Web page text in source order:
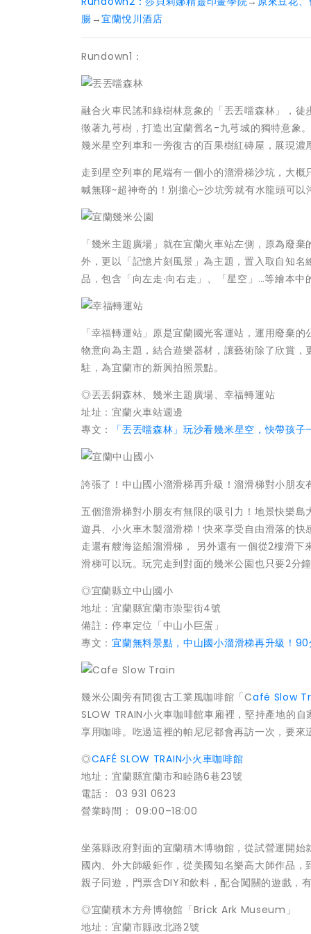
腸 →宜蘭悅川酒店
Rundown1：
融合火車民謠和綠樹林意象的「丟丟噹森林」，
徵著九芎樹，打造出宜蘭舊名-九芎城的獨特意象
幾米星空列車和一旁復古的百果樹紅磚屋，展現濃
走到星空列車的尾端有一個小的溜滑梯沙坑，大
喊無聊~超神奇的！別擔心~沙坑旁就有水龍頭可
「幾米主題廣場」就在宜蘭火車站左側，原為廢
外，更以「記憶片刻風景」為主題，置入取自知
品，包含「向左走‧向右走」、「星空」…等繪本
「幸福轉運站」原是宜蘭國光客運站，運用廢棄
物意向為主題，結合遊樂器材，讓藝術除了欣賞
駐，為宜蘭市的新興拍照景點。
◎丟丟銅森林、幾米主題廣場、幸福轉運站
址址：宜蘭火車站週邊
專文：
「丟丟噹森林」玩沙看幾米星空，快帶孩
誇張了！中山國小溜滑梯再升級！溜滑梯對小朋
五個溜滑梯對小朋友有無限的吸引力！地景快樂
遊具、小火車木製溜滑梯！快來享受自由滑落的
走還有艘海盜船溜滑梯， 另外還有一個從2樓滑
滑梯可以玩。玩完走到對面的幾米公園也只要2分
◎宜蘭縣立中山國小
地址：宜蘭縣宜蘭市崇聖街4號
備註：停車定位「中山小巨蛋」
專文：宜蘭無料景點，中山國小溜滑梯再升級！
幾米公園旁有間復古工業風咖啡館「Café Slow
SLOW TRAIN小火車咖啡館車廂裡，堅持產地的
享用咖啡。吃過這裡的帕尼尼都會再訪一次，要來
◎CAFÉ SLOW TRAIN小火車咖啡館
地址：宜蘭縣宜蘭市和睦路6巷23號
電話： 03 931 0623
營業時間： 09:00–18:00
坐落縣政府對面的宜蘭積木博物館，從試營運開
國內、外大師級鉅作，從美國知名樂高大師作品
親子同遊，門票含DIY和飲料，配合闖關的遊戲，
◎宜蘭積木方舟博物館「Brick Ark Museum」
地址：宜蘭市縣政北路2號